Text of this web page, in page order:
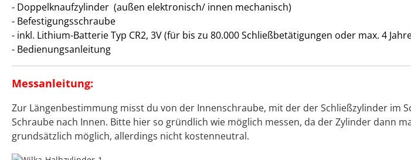
- Doppelknaufzylinder (außen elektronisch/ innen mechanisch)
- Befestigungsschraube
- inkl. Lithium-Batterie Typ CR2, 3V (für bis zu 80.000 Schließbetätigungen oder max. 4
- Bedienungsanleitung
Messanleitung:
Zur Längenbestimmung misst du von der Innenschraube, mit der der Schließzylinder im
Schraube nach Innen. Bitte hier so gründlich wie möglich messen, da der Zylinder dann
grundsätzlich möglich, allerdings nicht kostenneutral.